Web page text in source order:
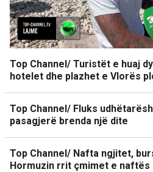
Top Channel/ Turistët e huaj
hotelet dhe plazhet e Vlorës
Top Channel/ Fluks
pasagjerë brenda një dite
Top Channel/ Nafta ngjitet,
Hormuzin rrit çmimet e naftës